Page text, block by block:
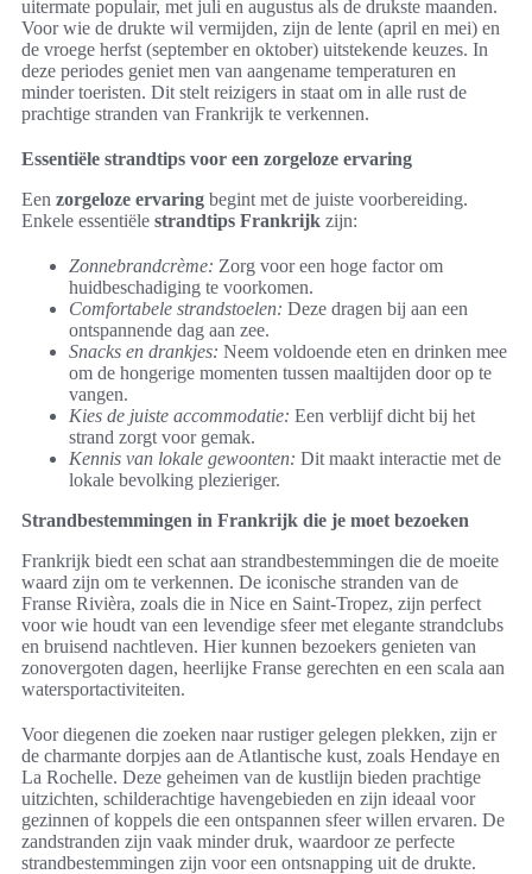
uitermate populair, met juli en augustus als de drukste maanden.
Voor wie de drukte wil vermijden, zijn de lente (april en mei) en
de vroege herfst (september en oktober) uitstekende keuzes. In
deze periodes geniet men van aangename temperaturen en
minder toeristen. Dit stelt reizigers in staat om in alle rust de
prachtige stranden van Frankrijk te verkennen.
Essentiële strandtips voor een zorgeloze ervaring
Een zorgeloze ervaring begint met de juiste voorbereiding.
Enkele essentiële strandtips Frankrijk zijn:
Zonnebrandcrème: Zorg voor een hoge factor om
huidbeschadiging te voorkomen.
Comfortabele strandstoelen: Deze dragen bij aan een
ontspannende dag aan zee.
Snacks en drankjes: Neem voldoende eten en drinken mee
om de hongerige momenten tussen maaltijden door op te
vangen.
Kies de juiste accommodatie: Een verblijf dicht bij het
strand zorgt voor gemak.
Kennis van lokale gewoonten: Dit maakt interactie met de
lokale bevolking plezieriger.
Strandbestemmingen in Frankrijk die je moet bezoeken
Frankrijk biedt een schat aan strandbestemmingen die de moeite
waard zijn om te verkennen. De iconische stranden van de
Franse Rivièra, zoals die in Nice en Saint-Tropez, zijn perfect
voor wie houdt van een levendige sfeer met elegante strandclubs
en bruisend nachtleven. Hier kunnen bezoekers genieten van
zonovergoten dagen, heerlijke Franse gerechten en een scala aan
watersportactiviteiten.
Voor diegenen die zoeken naar rustiger gelegen plekken, zijn er
de charmante dorpjes aan de Atlantische kust, zoals Hendaye en
La Rochelle. Deze geheimen van de kustlijn bieden prachtige
uitzichten, schilderachtige havengebieden en zijn ideaal voor
gezinnen of koppels die een ontspannen sfeer willen ervaren. De
zandstranden zijn vaak minder druk, waardoor ze perfecte
strandbestemmingen zijn voor een ontsnapping uit de drukte.